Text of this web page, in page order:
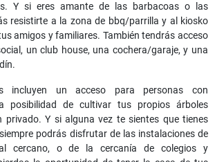
Y si eres amante de las barbacoas o las
resistirte a la zona de bbq/parrilla y al kiosko
amigos y familiares. También tendrás acceso
un club house, una cochera/garaje, y una
incluyen un acceso para personas con
posibilidad de cultivar tus propios árboles
privado. Y si alguna vez te sientes que tienes
podrás disfrutar de las instalaciones de
cercano, o de la cercanía de colegios y